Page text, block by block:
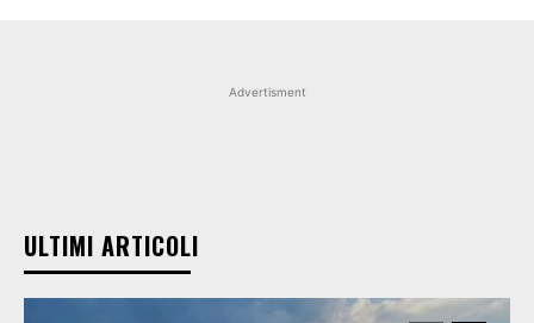
Advertisment
ULTIMI ARTICOLI